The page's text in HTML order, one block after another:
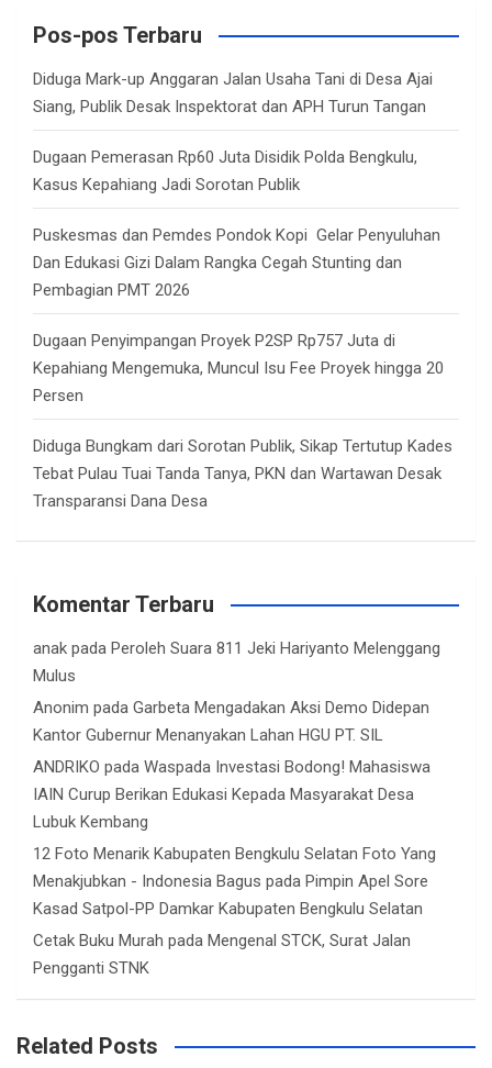
c
Pos-pos Terbaru
Diduga Mark-up Anggaran Jalan Usaha Tani di Desa Ajai
Siang, Publik Desak Inspektorat dan APH Turun Tangan
Dugaan Pemerasan Rp60 Juta Disidik Polda Bengkulu,
Kasus Kepahiang Jadi Sorotan Publik
Puskesmas dan Pemdes Pondok Kopi Gelar Penyuluhan
Dan Edukasi Gizi Dalam Rangka Cegah Stunting dan
Pembagian PMT 2026
Dugaan Penyimpangan Proyek P2SP Rp757 Juta di
Kepahiang Mengemuka, Muncul Isu Fee Proyek hingga 20
Persen
Diduga Bungkam dari Sorotan Publik, Sikap Tertutup Kades
Tebat Pulau Tuai Tanda Tanya, PKN dan Wartawan Desak
Transparansi Dana Desa
Komentar Terbaru
anak pada Peroleh Suara 811 Jeki Hariyanto Melenggang
Mulus
Anonim pada Garbeta Mengadakan Aksi Demo Didepan
Kantor Gubernur Menanyakan Lahan HGU PT. SIL
ANDRIKO pada Waspada Investasi Bodong! Mahasiswa
IAIN Curup Berikan Edukasi Kepada Masyarakat Desa
Lubuk Kembang
12 Foto Menarik Kabupaten Bengkulu Selatan Foto Yang
Menakjubkan - Indonesia Bagus pada Pimpin Apel Sore
Kasad Satpol-PP Damkar Kabupaten Bengkulu Selatan
Cetak Buku Murah pada Mengenal STCK, Surat Jalan
Pengganti STNK
Related Posts